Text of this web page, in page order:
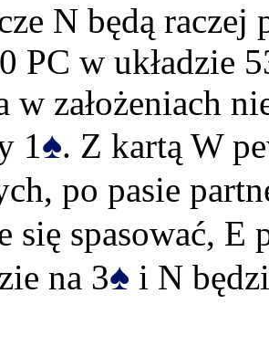
N będą raczej
PC w układzie
w założeniach
1♠. Z kartą W
po pasie
się spasować, E
na 3♠ i N